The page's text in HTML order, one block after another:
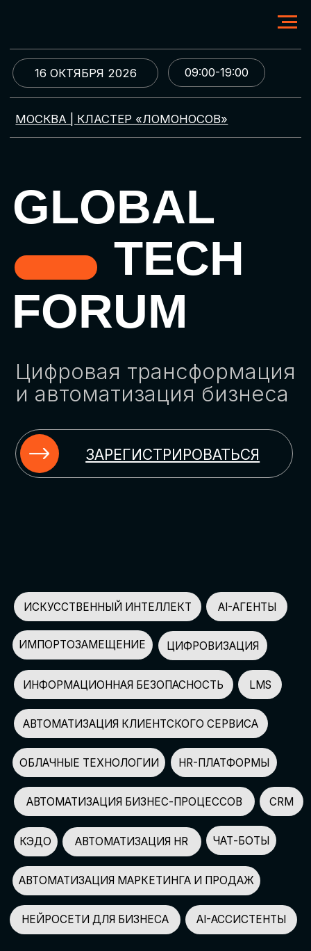
МОСКВА | КЛАСТЕР «ЛОМОНОСОВ»
GLOBAL
TECH
FORUM
Цифровая трансформация
и автоматизация бизнеса
ЗАРЕГИСТРИРОВАТЬСЯ
09:00-19:00
16 ОКТЯБРЯ 2026
ИСКУССТВЕННЫЙ ИНТЕЛЛЕКТ
НЕЙРОСЕТИ ДЛЯ БИЗНЕСА
КЭДО
ЦИФРОВИЗАЦИЯ
АВТОМАТИЗАЦИЯ HR
АВТОМАТИЗАЦИЯ МАРКЕТИНГА И ПРОДАЖ
AI-АССИСТЕНТЫ
ЧАТ-БОТЫ
ИМПОРТОЗАМЕЩЕНИЕ
СПИКЕРОВ
150+
ПАРТНЕРОВ
100+
УЧАСТНИКОВ
2500+
GLOBAL TECH FORUM –